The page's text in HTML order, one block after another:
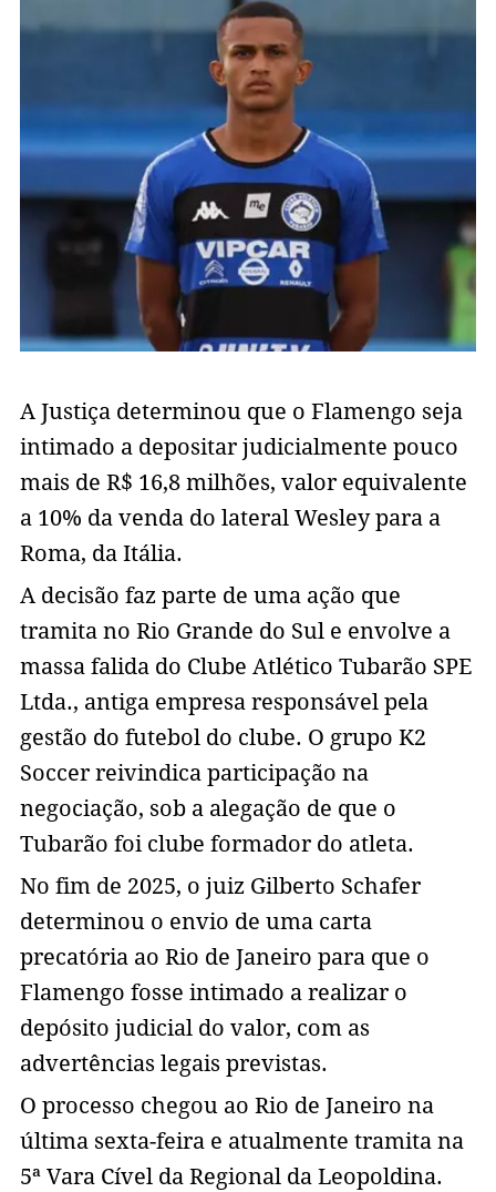
A Justiça determinou que o Flamengo seja
intimado a depositar judicialmente pouco
mais de R$ 16,8 milhões, valor equivalente
a 10% da venda do lateral Wesley para a
Roma, da Itália.
A decisão faz parte de uma ação que
tramita no Rio Grande do Sul e envolve a
massa falida do Clube Atlético Tubarão SPE
Ltda., antiga empresa responsável pela
gestão do futebol do clube. O grupo K2
Soccer reivindica participação na
negociação, sob a alegação de que o
Tubarão foi clube formador do atleta.
No fim de 2025, o juiz Gilberto Schafer
determinou o envio de uma carta
precatória ao Rio de Janeiro para que o
Flamengo fosse intimado a realizar o
depósito judicial do valor, com as
advertências legais previstas.
O processo chegou ao Rio de Janeiro na
última sexta-feira e atualmente tramita na
5ª Vara Cível da Regional da Leopoldina.